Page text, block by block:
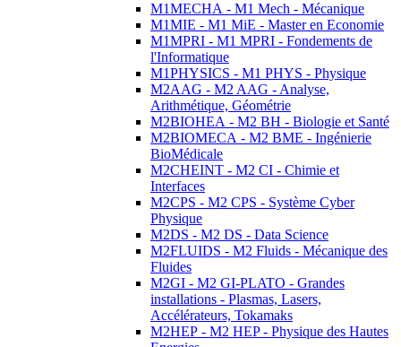
M1MECHA - M1 Mech - Mécanique
M1MIE - M1 MiE - Master en Economie
M1MPRI - M1 MPRI - Fondements de
l'Informatique
M1PHYSICS - M1 PHYS - Physique
M2AAG - M2 AAG - Analyse,
Arithmétique, Géométrie
M2BIOHEA - M2 BH - Biologie et Santé
M2BIOMECA - M2 BME - Ingénierie
BioMédicale
M2CHEINT - M2 CI - Chimie et
Interfaces
M2CPS - M2 CPS - Système Cyber
Physique
M2DS - M2 DS - Data Science
M2FLUIDS - M2 Fluids - Mécanique des
Fluides
M2GI - M2 GI-PLATO - Grandes
installations - Plasmas, Lasers,
Accélérateurs, Tokamaks
M2HEP - M2 HEP - Physique des Hautes